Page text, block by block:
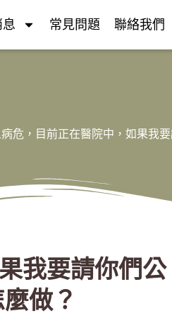
常見問題 聯絡我們
危，目前正在醫院中，如果我
我要請你們公
做？